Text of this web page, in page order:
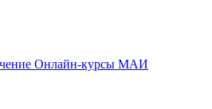
Онлайн-курсы МАИ